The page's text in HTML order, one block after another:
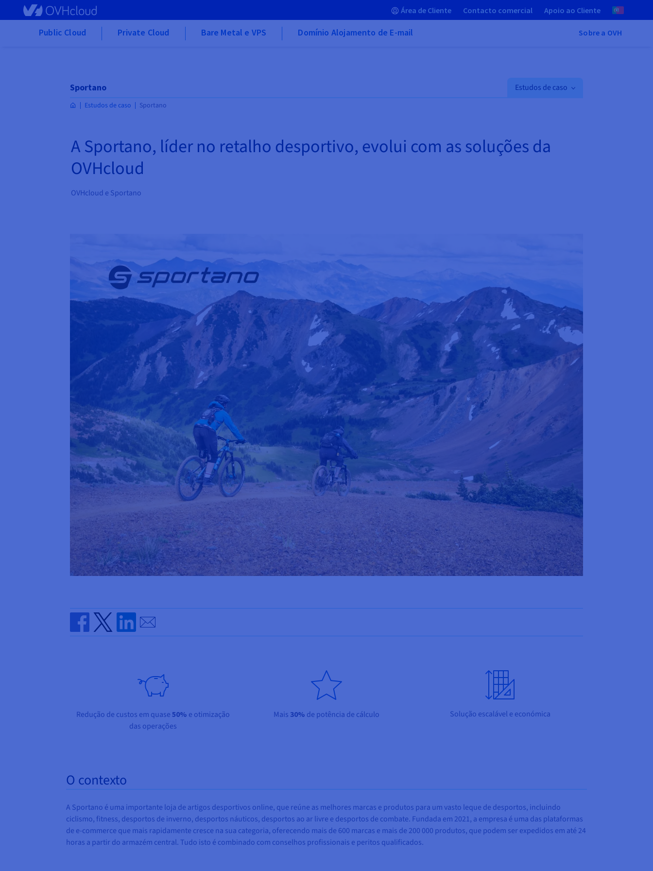
Skip to main content Área de Cliente Contacto comercial Apoio ao Cliente
Public Cloud Private Cloud Bare Metal e VPS Domínio Alojamento de E-mail Sobre a OVH
Sportano Estudos de caso
Estudos de caso Sportano
A Sportano, líder no retalho desportivo, evolui com as soluções da
OVHcloud
OVHcloud e Sportano
Share on Facebook
Share on Twitter
Share on Linkedin
Send by email
Redução de custos em quase 50% e otimização
das operações
Mais 30% de potência de cálculo Solução escalável e económica
O contexto
A Sportano é uma importante loja de artigos desportivos online, que reúne as melhores marcas e produtos para um vasto leque de desportos, incluindo
ciclismo, fitness, desportos de inverno, desportos náuticos, desportos ao ar livre e desportos de combate. Fundada em 2021, a empresa é uma das plataformas
de e-commerce que mais rapidamente cresce na sua categoria, oferecendo mais de 600 marcas e mais de 200 000 produtos, que podem ser expedidos em até 24
horas a partir do armazém central. Tudo isto é combinado com conselhos profissionais e peritos qualificados.